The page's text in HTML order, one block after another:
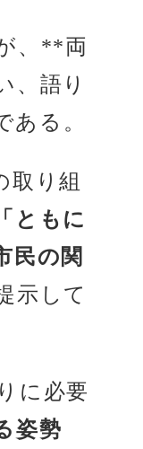
、**両
、語り
ある。
取り組
ともに
民の関
示して
に必要
姿勢